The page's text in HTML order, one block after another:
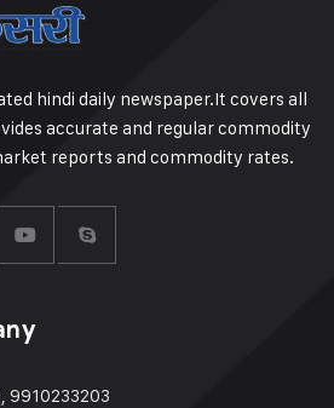
hindi daily newspaper.It covers all
accurate and regular commodity
reports and commodity rates.
9910233203